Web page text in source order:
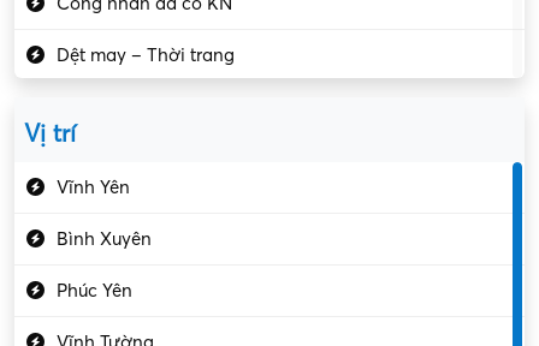
Công nhân đã có KN
Dệt may – Thời trang
Vị trí
Vĩnh Yên
Bình Xuyên
Phúc Yên